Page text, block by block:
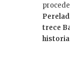
trece
historia